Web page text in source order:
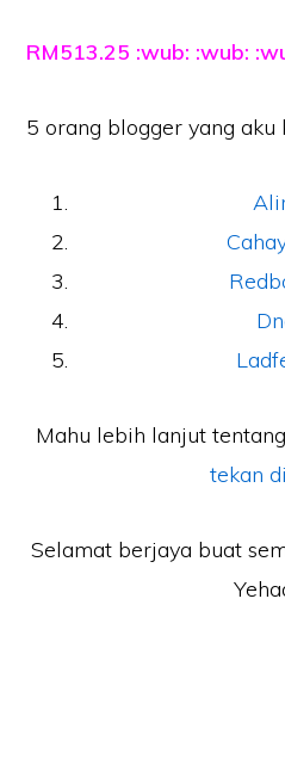
RM513.25 :wub: :wub:
5 orang blogger yang aku
Mahu lebih lanjut
tekan
Selamat berjaya buat